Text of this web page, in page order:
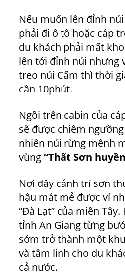
Nếu muốn lên đỉnh
phải đi ô tô hoặc cáp
du khách phải mất
lên tới đỉnh núi nhưng
treo núi Cấm thì thời
cần 10phút.
Ngồi trên cabin của
sẽ được chiêm
nhiên núi rừng mênh
vùng“Thất Sơn
Nơi đây cảnh trí sơn
hậu mát mẻ được ví
“Đà Lạt” của miền
tỉnh An Giang từng
sớm trở thành một
và tâm linh cho du
cả nước.